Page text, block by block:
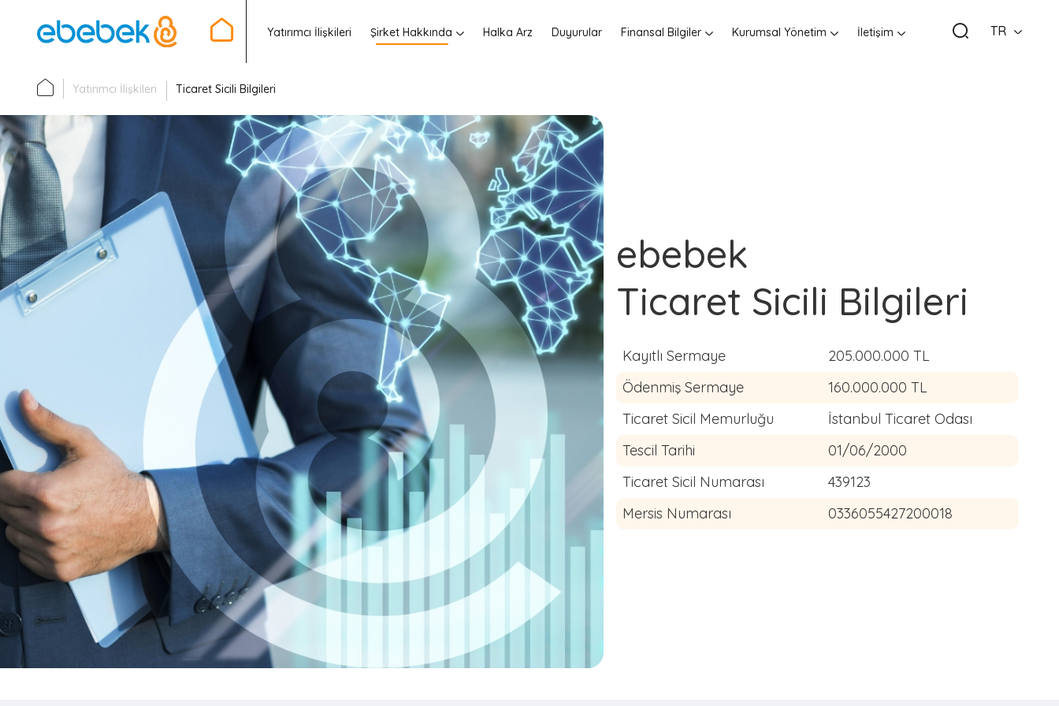
Yatırımcı İlişkileri Şirket Hakkında Halka Arz Duyurular Finansal Bilgiler Kurumsal Yönetim İletişim TR
Yatırımcı İlişkileri Ticaret Sicili Bilgileri
ebebek
Ticaret Sicili Bilgileri
Kayıtlı Sermaye
205.000.000 TL
Ödenmiş Sermaye
160.000.000 TL
Ticaret Sicil Memurluğu
İstanbul Ticaret Odası
Tescil Tarihi
01/06/2000
Ticaret Sicil Numarası
439123
Mersis Numarası
0336055427200018